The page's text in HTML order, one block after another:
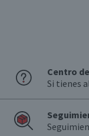
Centro
Si tienes